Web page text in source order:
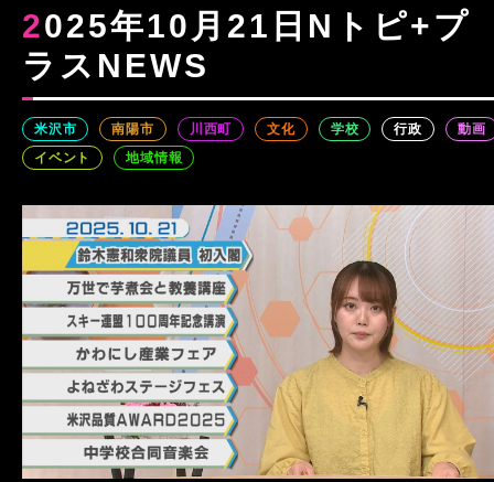
2025年10月21日Nトピ+プ
ラスNEWS
米沢市 南陽市 川西町 文化 学校 行政
動画
イベント
地域情報